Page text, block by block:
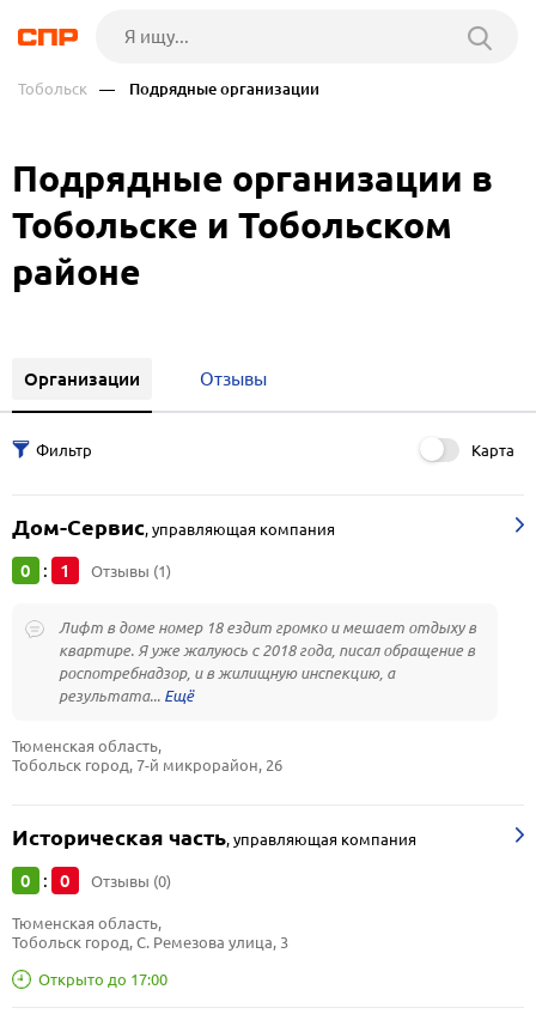
Тобольск — Подрядные организации
Подрядные организации в
Тобольске и Тобольском
районе
Организации Отзывы
Карта
Дом-Сервис,управляющая компания
0 : 1 Отзывы (1)
Лифт в доме номер 18 ездит громко и мешает отдыху в
квартире. Я уже жалуюсь с 2018 года, писал обращение в
роспотребнадзор, и в жилищную инспекцию, а
результата...
Тюменская область,
Тобольск город, 7-й микрорайон, 26
Историческая часть,управляющая компания
0 : 0 Отзывы (0)
Открыто до 17:00
Тюменская область,
Тобольск город, С. Ремезова улица, 3